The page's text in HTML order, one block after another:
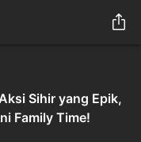
Sihir yang Epik,
Family Time!